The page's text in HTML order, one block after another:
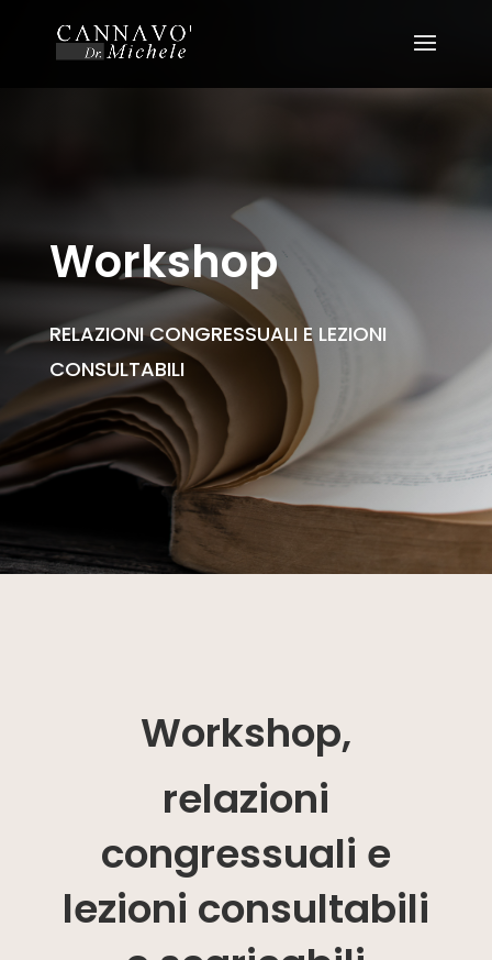
Workshop
RELAZIONI CONGRESSUALI E LEZIONI
CONSULTABILI
Workshop,
relazioni
congressuali e
lezioni consultabili